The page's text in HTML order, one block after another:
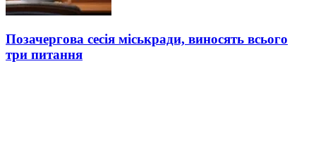
Позачергова сесія міськради, виносять всього
три питання